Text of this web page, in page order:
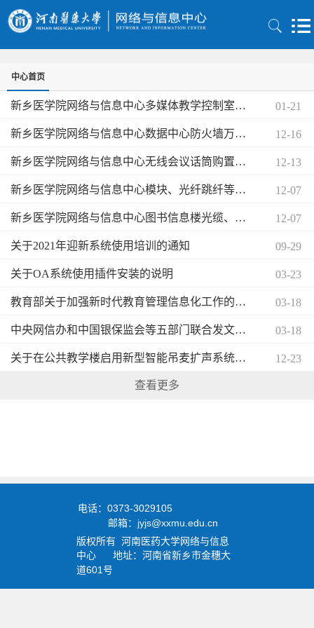
中心首页
新乡医学院网络与信息中心多媒体教学控制室装修改造项目询价公告 01-21
新乡医学院网络与信息中心数据中心防火墙万兆接口板卡单一来源方式采购征求意见公示 12-16
新乡医学院网络与信息中心无线会议话筒购置询价公告 12-13
新乡医学院网络与信息中心模块、光纤跳纤等购置询价公告 12-07
新乡医学院网络与信息中心图书信息楼光缆、网线等采购询价公告 12-07
关于2021年迎新系统使用培训的通知 09-29
关于OA系统使用插件安装的说明 03-23
教育部关于加强新时代教育管理信息化工作的通知 03-18
中央网信办和中国银保监会等五部门联合发文进一步规范大学生互联网消费贷款监督管理 03-18
关于在公共教学楼启用新型智能吊麦扩声系统的通知 12-23
查看更多
电话： 0373-3029105
邮箱： jyjs@xxmu.edu.cn
版权所有 河南医药大学网络与信息
中心 地址：河南省新乡市金穗大
道601 号